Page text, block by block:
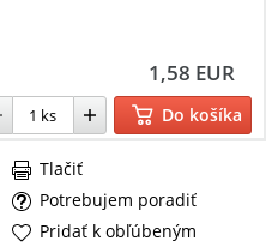
1,58 EUR
Do košíka
Potrebujem poradiť
Tlačiť
Pridať k obľúbeným